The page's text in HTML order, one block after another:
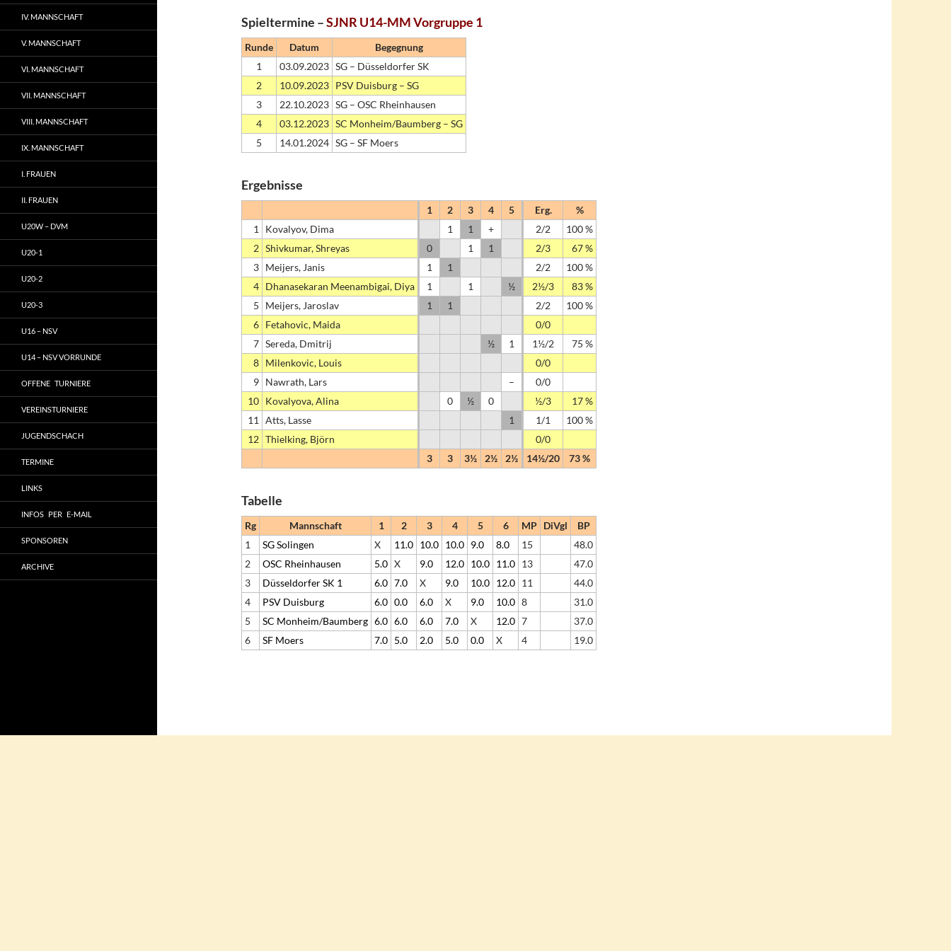
Spieltermine –SJNR U14-MM Vorgruppe 1
Runde Datum
Begegnung
1
03.09.2023 SG – Düsseldorfer SK
2
10.09.2023 PSV Duisburg – SG
3
22.10.2023 SG – OSC Rheinhausen
4
03.12.2023 SC Monheim/Baumberg – SG
5
14.01.2024 SG – SF Moers
Ergebnisse
1 2 3 4 5 Erg.
%
1
Kovalyov, Dima 1 1 + 2/2
100 %
2 Shivkumar, Shreyas 0 1 1 2/3
67 %
3 Meijers, Janis 1 1 2/2
100 %
4 Dhanasekaran Meenambigai, Diya 1 1 ½ 2½/3
83 %
5
Meijers, Jaroslav 1 1 2/2
100 %
6 Fetahovic, Maida
0/0
7 Sereda, Dmitrij ½ 1 1½/2
75 %
8 Milenkovic, Louis
0/0
9 Nawrath, Lars –
0/0
10 Kovalyova, Alina 0 ½ 0 ½/3
17 %
11
Atts, Lasse 1 1/1
100 %
12 Thielking, Björn
0/0
3
3 3½ 2½ 2½ 14½/20 73 %
Tabelle
Rg Mannschaft 1 2 3 4 5 6 MP DiVgl
BP
1
SG Solingen X 11.0 10.0 10.0 9.0 8.0 15
48.0
2
OSC Rheinhausen 5.0 X 9.0 12.0 10.0 11.0 13
47.0
3
Düsseldorfer SK 1 6.0 7.0 X 9.0 10.0 12.0 11
44.0
4
PSV Duisburg 6.0 0.0 6.0 X 9.0 10.0 8
31.0
5
SC Monheim/Baumberg 6.0 6.0 6.0 7.0 X 12.0 7
37.0
6
SF Moers 7.0 5.0 2.0 5.0 0.0 X 4 19.0
IV. MANNSCHAFT
V. MANNSCHAFT
VI. MANNSCHAFT
VII. MANNSCHAFT
VIII. MANNSCHAFT
IX. MANNSCHAFT
I. FRAUEN
II. FRAUEN
U20W – DVM
U20-1
U20-2
U20-3
U16 – NSV
U14 – NSV VORRUNDE
OFFENE TURNIERE
VEREINSTURNIERE
JUGENDSCHACH
TERMINE
LINKS
INFOS PER E-MAIL
SPONSOREN
ARCHIVE